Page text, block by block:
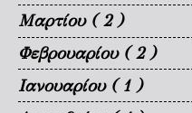
Μαρτίου ( 2 )
Φεβρουαρίου ( 2 )
Ιανουαρίου ( 1 )